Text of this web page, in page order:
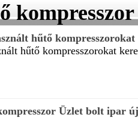
kompresszor
hűtő kompresszorokat
hűtő kompresszorokat
Üzlet bolt ipar